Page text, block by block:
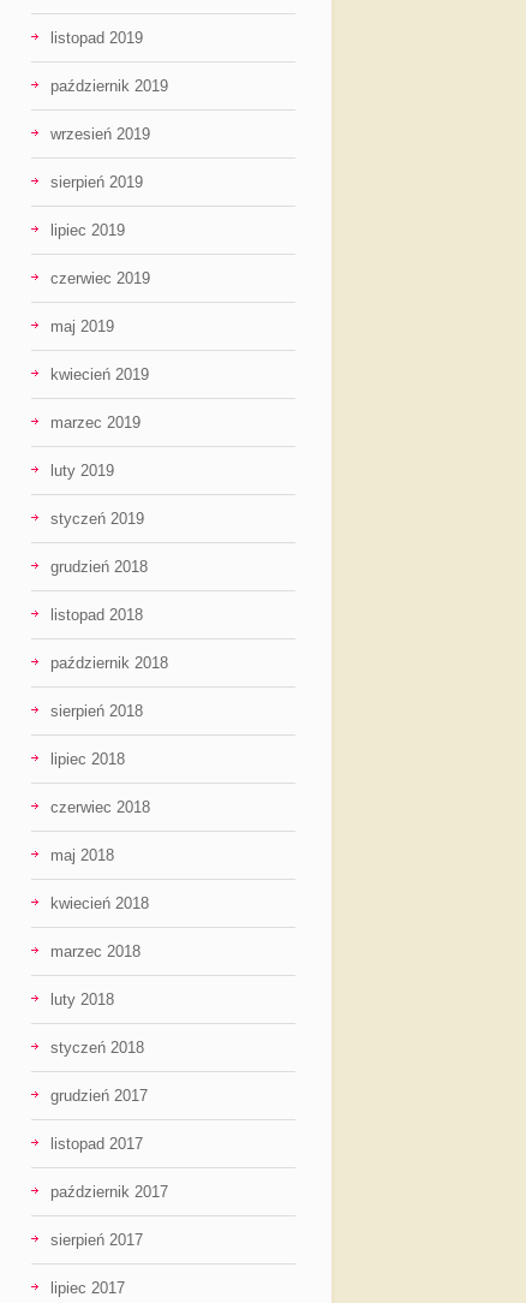
listopad 2019
październik 2019
wrzesień 2019
sierpień 2019
lipiec 2019
czerwiec 2019
maj 2019
kwiecień 2019
marzec 2019
luty 2019
styczeń 2019
grudzień 2018
listopad 2018
październik 2018
sierpień 2018
lipiec 2018
czerwiec 2018
maj 2018
kwiecień 2018
marzec 2018
luty 2018
styczeń 2018
grudzień 2017
listopad 2017
październik 2017
sierpień 2017
lipiec 2017